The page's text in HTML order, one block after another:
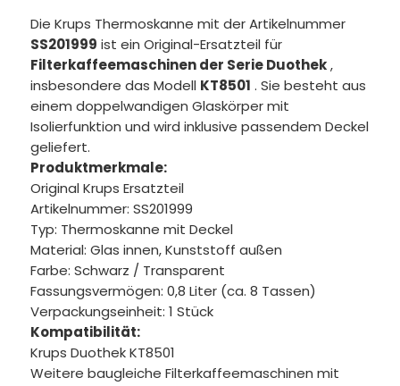
Die Krups Thermoskanne mit der Artikelnummer
SS201999 ist ein Original-Ersatzteil für
Filterkaffeemaschinen der Serie Duothek,
insbesondere das Modell KT8501 . Sie besteht aus
einem doppelwandigen Glaskörper mit
Isolierfunktion und wird inklusive passendem Deckel
geliefert.
Produktmerkmale:
Original Krups Ersatzteil
Artikelnummer: SS201999
Typ: Thermoskanne mit Deckel
Material: Glas innen, Kunststoff außen
Farbe: Schwarz / Transparent
Fassungsvermögen: 0,8 Liter (ca. 8 Tassen)
Verpackungseinheit: 1 Stück
Kompatibilität:
Krups Duothek KT8501
Weitere baugleiche Filterkaffeemaschinen mit